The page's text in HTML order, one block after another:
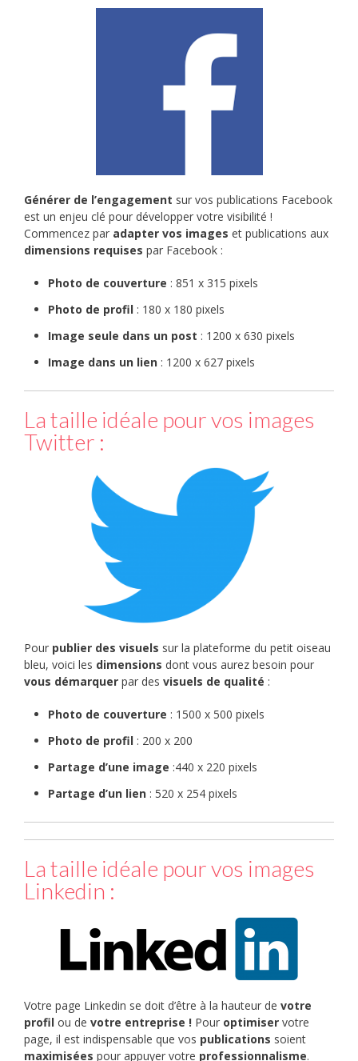
Générer de l’engagement sur vos publications Facebook
est un enjeu clé pour développer votre visibilité !
Commencez par adapter vos images et publications aux
dimensions requises par Facebook :
Photo de couverture : 851 x 315 pixels
Photo de profil : 180 x 180 pixels
Image seule dans un post : 1200 x 630 pixels
Image dans un lien : 1200 x 627 pixels
La taille idéale pour vos images
Twitter :
Pour publier des visuels sur la plateforme du petit oiseau
bleu, voici les dimensions dont vous aurez besoin pour
vous démarquer par des visuels de qualité :
Photo de couverture : 1500 x 500 pixels
Photo de profil : 200 x 200
Partage d’une image :440 x 220 pixels
Partage d’un lien : 520 x 254 pixels
La taille idéale pour vos images
Linkedin :
Votre page Linkedin se doit d’être à la hauteur de votre
profil ou de votre entreprise ! Pour optimiser votre
page, il est indispensable que vos publications soient
maximisées pour appuyer votre professionnalisme.